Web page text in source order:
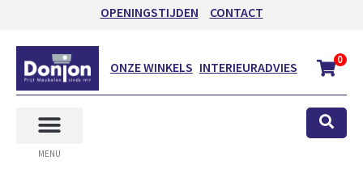
OPENINGSTIJDEN CONTACT
ONZE WINKELS INTERIEURADVIES 0
MENU